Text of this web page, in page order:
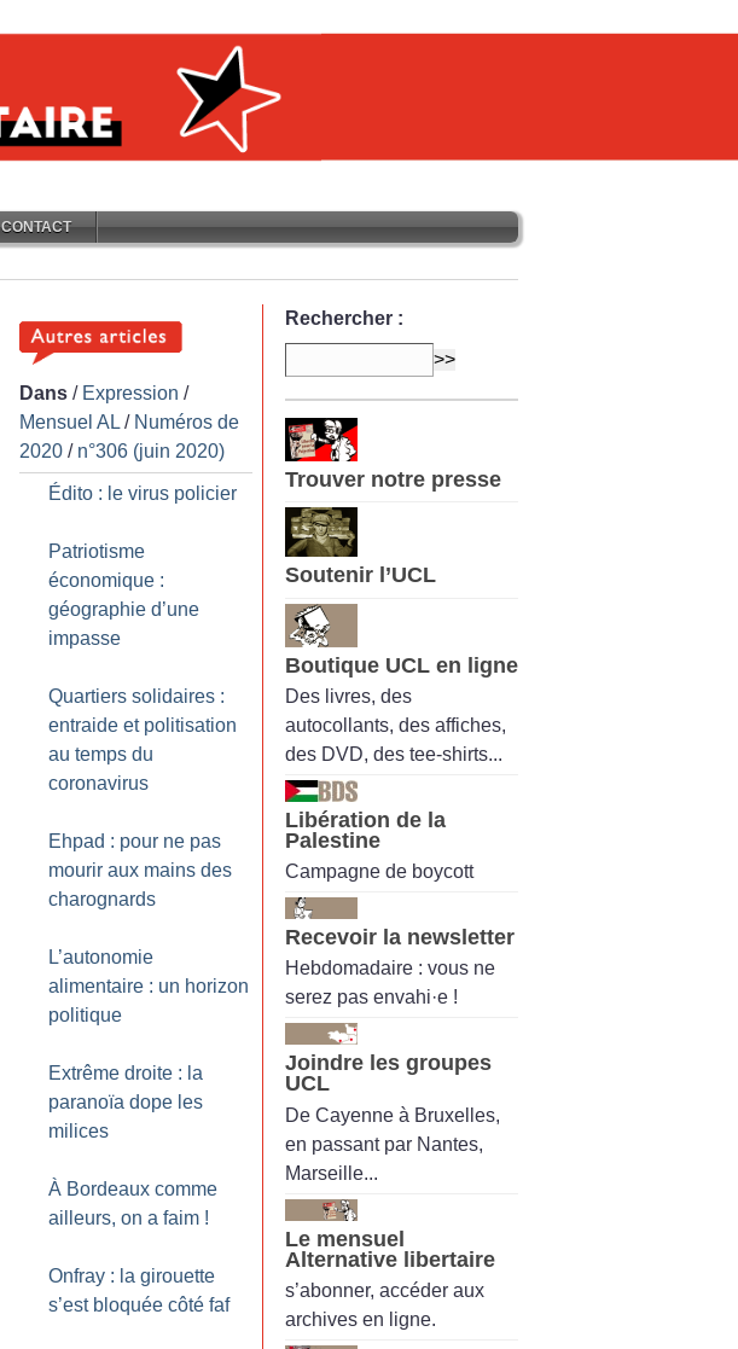
CONTACT
Dans / Expression /
Mensuel AL / Numéros de
2020 / n°306 (juin 2020)
Édito : le virus policier
Patriotisme
économique :
géographie d’une
impasse
Quartiers solidaires :
entraide et politisation
au temps du
coronavirus
Ehpad : pour ne pas
mourir aux mains des
charognards
L’autonomie
alimentaire : un horizon
politique
Extrême droite : la
paranoïa dope les
milices
À Bordeaux comme
ailleurs, on a faim !
Onfray : la girouette
s’est bloquée côté faf
Rechercher :
Trouver notre presse
Soutenir l’UCL
Boutique UCL en ligne
Des livres, des
autocollants, des affiches,
des DVD, des tee-shirts...
Libération de la
Palestine
Campagne de boycott
Recevoir la newsletter
Hebdomadaire : vous ne
serez pas envahi·e !
Joindre les groupes
UCL
De Cayenne à Bruxelles,
en passant par Nantes,
Marseille...
Le mensuel
Alternative libertaire
s’abonner, accéder aux
archives en ligne.